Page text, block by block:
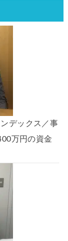
デックス／事
万円の資金